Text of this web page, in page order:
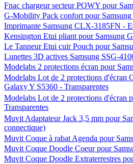
Fnac chargeur secteur POWY pour
G-Mobility Pack confort pour
Imprimante Samsung CLX-3185FN -
Kensington Etui pliant pour Samsung
Le Tanneur Etui cuir Pouch pour
Lunettes 3D actives Samsung SSG-
Modelabs 2 protections écran pour
Modelabs Lot de 2 protections d'écran
Galaxy Y S5360 - Transparentes
Modelabs Lot de 2 protections d'écran
Transparentes
Muvit Adaptateur Jack 3,5 mm pour
connectique)
Muvit Coque à rabat Agenda pour
Muvit Coque Doodle Coeur pour
Muvit Coque Doodle Extraterrestres